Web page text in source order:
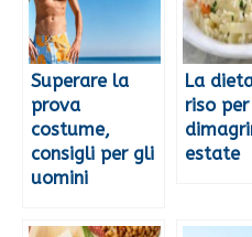
Superare la
prova
costume,
consigli per gli
uomini
La
riso per
estate